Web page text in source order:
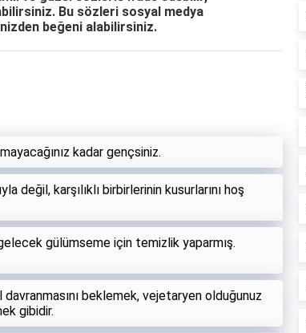
Bu sözleri sosyal medya
beğeni alabilirsiniz.
kadar gençsiniz.
değil, karşılıklı birbirlerinin kusurlarını hoş
gülümseme için temizlik yaparmış.
davranmasını beklemek, vejetaryen olduğunuz
gibidir.